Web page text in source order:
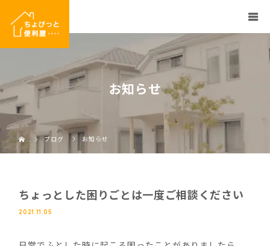
お知らせ
ブログ お知らせ
ちょっとした困りごとは一度ご相談ください
2021.11.05